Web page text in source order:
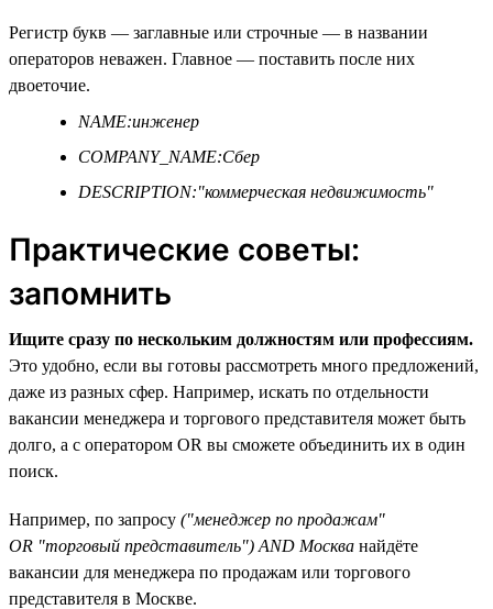
Регистр букв — заглавные или строчные — в названии
операторов неважен. Главное — поставить после них
двоеточие.
NAME:инженер
COMPANY_NAME:Сбер
DESCRIPTION:"коммерческая недвижимость"
Практические советы:
запомнить
Ищите сразу по нескольким должностям или профессиям.
Это удобно, если вы готовы рассмотреть много предложений,
даже из разных сфер. Например, искать по отдельности
вакансии менеджера и торгового представителя может быть
долго, а с оператором OR вы сможете объединить их в один
поиск.
Например, по запросу ("менеджер по продажам"
OR "торговый представитель") AND Москва найдёте
вакансии для менеджера по продажам или торгового
представителя в Москве.